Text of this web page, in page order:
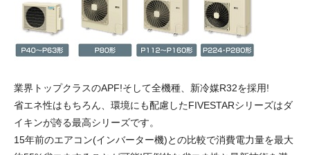
業界トップクラスのAPF!そして全機種、新冷媒R32を採用!
省エネ性はもちろん、環境にも配慮したFIVESTARシリーズはダ
イキンが誇る最高シリーズです。
15年前のエアコン(インバーター機)との比較で消費電力量を最大